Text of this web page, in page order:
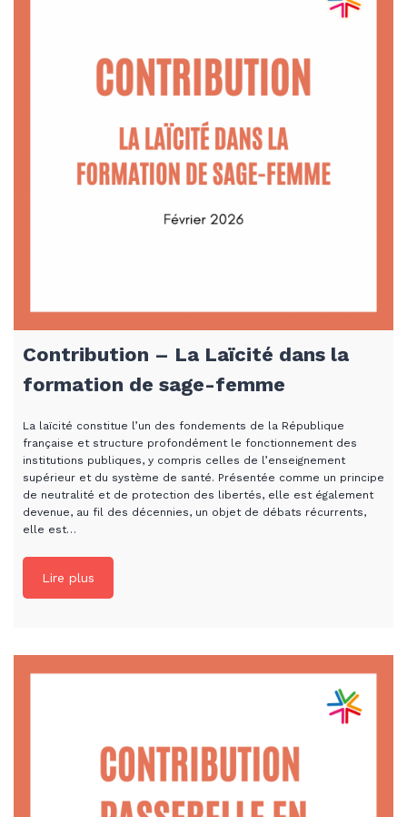
Contribution – La Laïcité dans la
formation de sage-femme
La laïcité constitue l’un des fondements de la République
française et structure profondément le fonctionnement des
institutions publiques, y compris celles de l’enseignement
supérieur et du système de santé. Présentée comme un principe
de neutralité et de protection des libertés, elle est également
devenue, au fil des décennies, un objet de débats récurrents,
elle est…
Lire plus